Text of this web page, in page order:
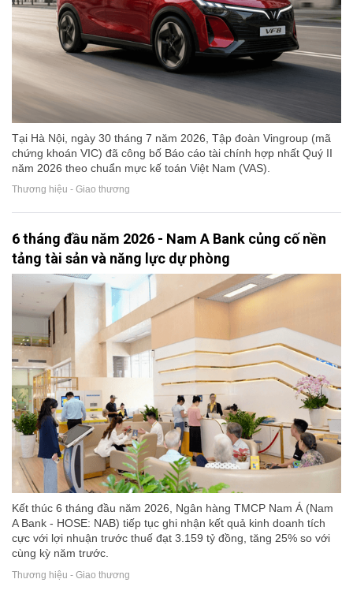
Tại Hà Nội, ngày 30 tháng 7 năm 2026, Tập đoàn Vingroup (mã
chứng khoán VIC) đã công bố Báo cáo tài chính hợp nhất Quý II
năm 2026 theo chuẩn mực kế toán Việt Nam (VAS).
Thương hiệu - Giao thương
6 tháng đầu năm 2026 - Nam A Bank củng cố nền
tảng tài sản và năng lực dự phòng
Kết thúc 6 tháng đầu năm 2026, Ngân hàng TMCP Nam Á (Nam
A Bank - HOSE: NAB) tiếp tục ghi nhận kết quả kinh doanh tích
cực với lợi nhuận trước thuế đạt 3.159 tỷ đồng, tăng 25% so với
cùng kỳ năm trước.
Thương hiệu - Giao thương